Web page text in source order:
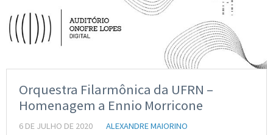
Orquestra Filarmônica da UFRN –
Homenagem a Ennio Morricone
6 DE JULHO DE 2020
ALEXANDRE MAIORINO